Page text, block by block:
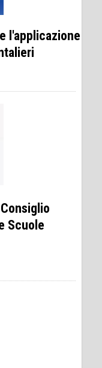
l'applicazione
Scuole